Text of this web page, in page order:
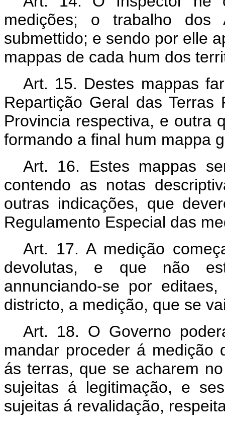
medições; o trabalho dos
submettido; e sendo por elle
mappas de cada hum dos
Art. 15. Destes mappas
Repartição Geral das
Provincia respectiva, e outra
formando a final hum mappa
Art. 16. Estes mappas
contendo as notas
outras indicações, que
Regulamento Especial das
Art. 17. A medição
devolutas, e que não
annunciando-se por
districto, a medição, que se
Art. 18. O Governo
mandar proceder á medição
ás terras, que se acharem
sujeitas á legitimação, e
sujeitas á revalidação,